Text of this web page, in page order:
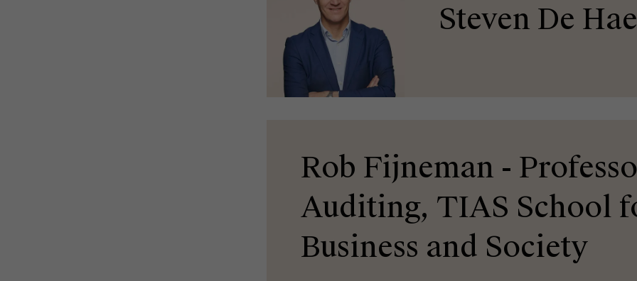
Steven De
Rob Fijneman -
Auditing, TIAS School
Business and Society